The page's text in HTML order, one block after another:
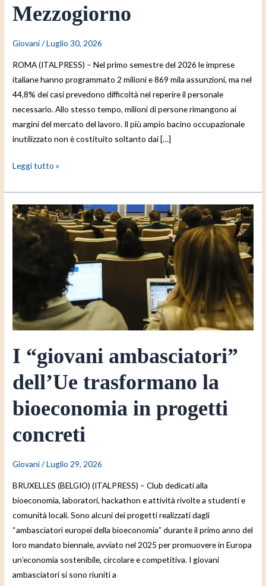
Mezzogiorno
Giovani/Luglio 30, 2026
ROMA (ITALPRESS) – Nel primo semestre del 2026 le imprese
italiane hanno programmato 2 milioni e 869 mila assunzioni, ma nel
44,8% dei casi prevedono difficoltà nel reperire il personale
necessario. Allo stesso tempo, milioni di persone rimangono ai
margini del mercato del lavoro. Il più ampio bacino occupazionale
inutilizzato non è costituito soltanto dai […]
Leggi tutto »
I “giovani ambasciatori”
dell’Ue trasformano la
bioeconomia in progetti
concreti
Giovani/Luglio 29, 2026
BRUXELLES (BELGIO) (ITALPRESS) – Club dedicati alla
bioeconomia, laboratori, hackathon e attività rivolte a studenti e
comunità locali. Sono alcuni dei progetti realizzati dagli
“ambasciatori europei della bioeconomia” durante il primo anno del
loro mandato biennale, avviato nel 2025 per promuovere in Europa
un’economia sostenibile, circolare e competitiva. I giovani
ambasciatori si sono riuniti a
I
“giovani
ambasciatori”
trasformano
bioeconomia
in
progetti